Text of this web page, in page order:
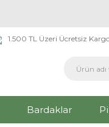
1.500 TL Üzeri Ücretsiz
Bardaklar